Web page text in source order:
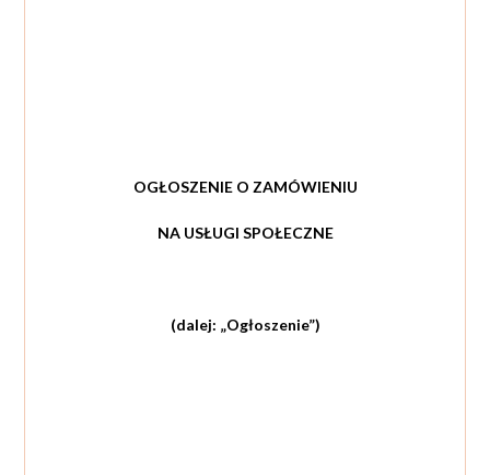
OGŁOSZENIE O ZAMÓWIENIU
NA USŁUGI SPOŁECZNE
(dalej: „Ogłoszenie”)